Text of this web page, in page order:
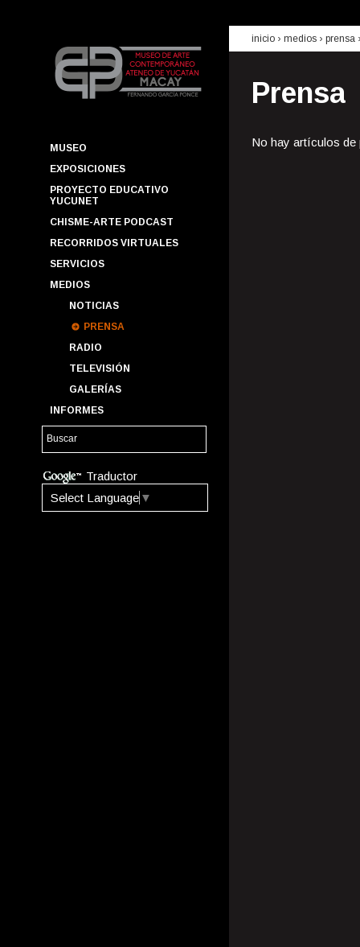
MUSEO
EXPOSICIONES
PROYECTO EDUCATIVO
YUCUNET
CHISME-ARTE PODCAST
RECORRIDOS VIRTUALES
SERVICIOS
MEDIOS
NOTICIAS
PRENSA
RADIO
TELEVISIÓN
GALERÍAS
INFORMES
Traductor
Select Language ▼
inicio › medios › prensa
Prensa
No hay artículos de